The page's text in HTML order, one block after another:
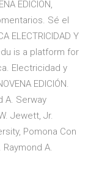
EDICION,
Sé el
ELECTRICIDAD Y
is a platform for
Electricidad y
EDICIÓN.
A. Serway
Jewett, Jr.
Pomona Con
A.